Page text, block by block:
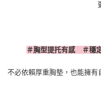
＃胸型提托有感 ＃穩
不必依賴厚重胸墊，也能擁